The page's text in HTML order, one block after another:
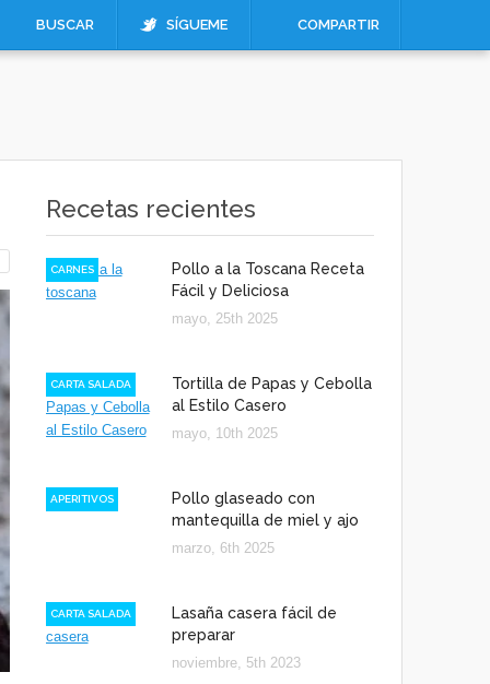
BUSCAR SÍGUEME COMPARTIR
Recetas recientes
Pollo a la Toscana Receta
Fácil y Deliciosa
CARNES
mayo, 25th 2025
Tortilla de Papas y Cebolla
al Estilo Casero
CARTA SALADA
mayo, 10th 2025
Pollo glaseado con
mantequilla de miel y ajo
APERITIVOS
marzo, 6th 2025
Lasaña casera fácil de
preparar
CARTA SALADA
noviembre, 5th 2023